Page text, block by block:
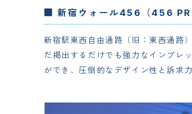
■ 新宿ウォール456（456
新宿駅東西自由通路（旧：東西通路
だ掲出するだけでも強力なインプレ
ができ、圧倒的なデザイン性と訴求